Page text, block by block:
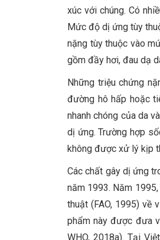
xúc với chúng. Có
Mức độ dị ứng tùy
nặng tùy thuộc vào
gồm đầy hơi, đau dạ
Những triệu chứng
đường hô hấp hoặc
nhanh chóng của da
dị ứng. Trường hợp
không được xử lý kịp
Các chất gây dị ứng
năm 1993. Năm
thuật (FAO, 1995) về
phẩm này được đưa
WHO, 2018a). Tại